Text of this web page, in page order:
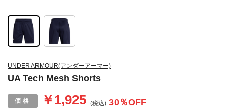
UNDER ARMOUR(アンダーアーマー)
UA Tech Mesh Shorts
￥1,925 (税込) 30％OFF